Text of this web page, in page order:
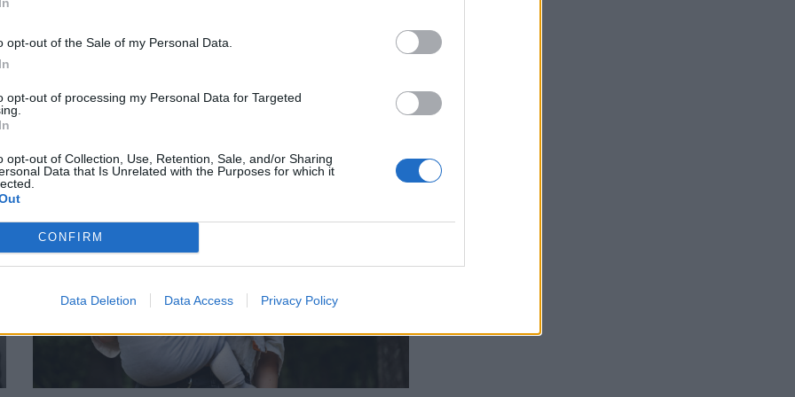
opt-out of the Sale of my Personal Data.
opt-out of processing my Personal Data for Targeted
opt-out of Collection, Use, Retention, Sale, and/or Sharing
Data that Is Unrelated with the Purposes for which it
CONFIRM
Data Deletion Data Access Privacy Policy
χημικές ουσίες συνδέεται με πρόωρα
στην παχυσαρκία
ΥΓΕΊΑ 07/08/2026 - 15:42